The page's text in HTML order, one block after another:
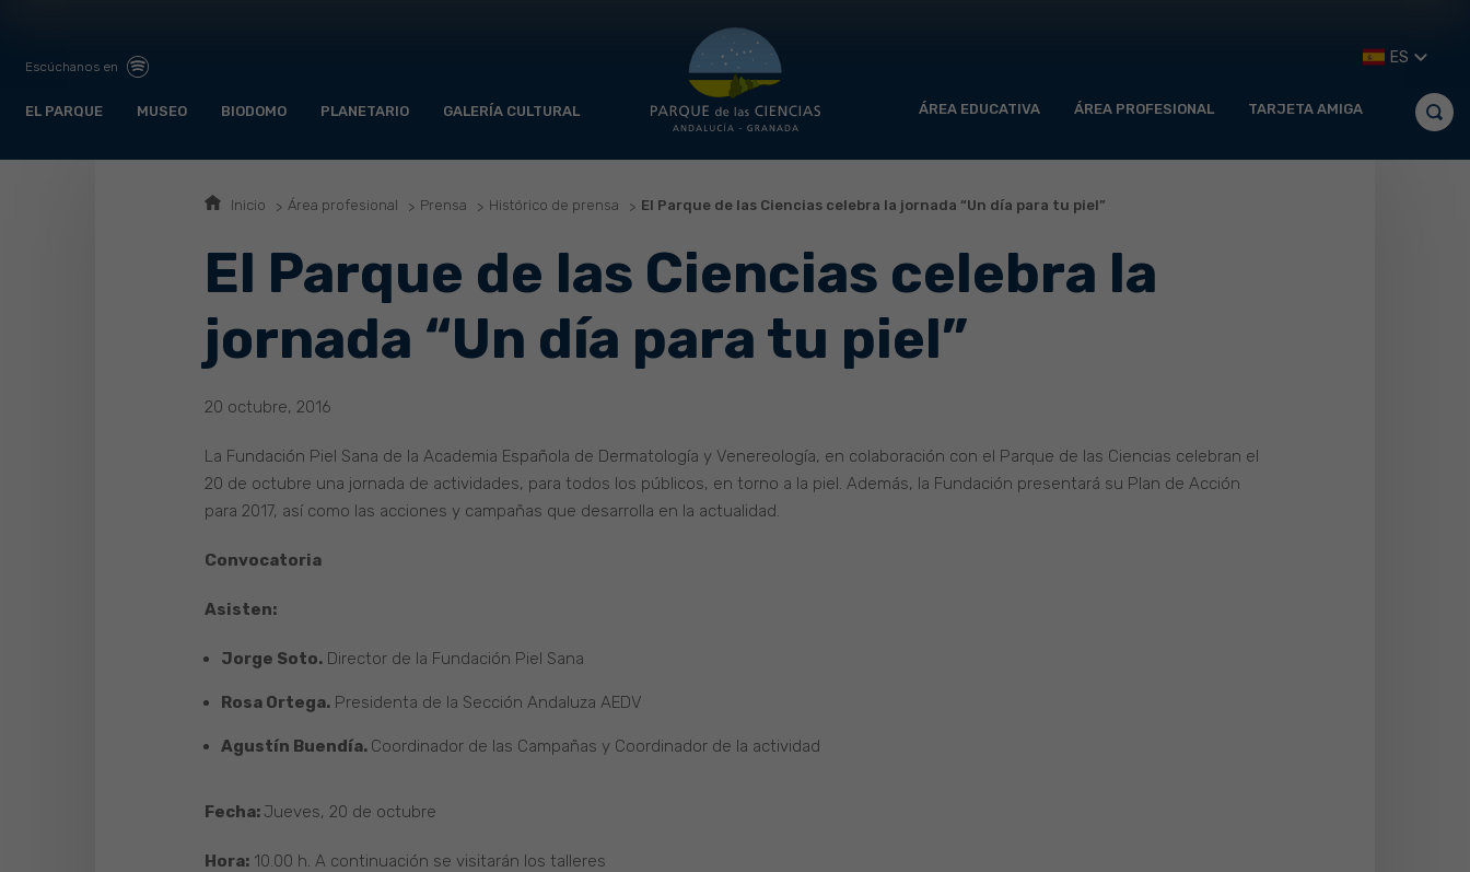
Escúchanos en
EL PARQUE MUSEO BIODOMO PLANETARIO GALERÍA CULTURAL ÁREA EDUCATIVA ÁREA PROFESIONAL TARJETA AMIGA
ES
Inicio Área profesional Prensa Histórico de prensa El Parque de las Ciencias celebra la jornada “Un día para tu piel”
El Parque de las Ciencias celebra la
jornada “Un día para tu piel”
20 octubre, 2016
La Fundación Piel Sana de la Academia Española de Dermatología y Venereología, en colaboración con el Parque de las Ciencias celebran el
20 de octubre una jornada de actividades, para todos los públicos, en torno a la piel. Además, la Fundación presentará su Plan de Acción
para 2017, así como las acciones y campañas que desarrolla en la actualidad.
Convocatoria
Asisten:
Jorge Soto. Director de la Fundación Piel Sana
Rosa Ortega. Presidenta de la Sección Andaluza AEDV
Agustín Buendía. Coordinador de las Campañas y Coordinador de la actividad
Fecha: Jueves, 20 de octubre
Hora: 10.00 h. A continuación se visitarán los talleres